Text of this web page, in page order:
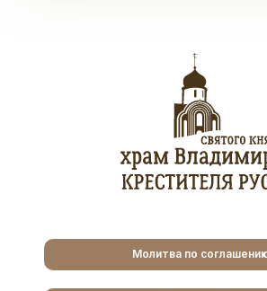
Молитва по